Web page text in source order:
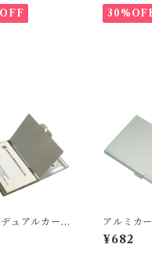
ュアルカード
アルミカ
薄型
¥682